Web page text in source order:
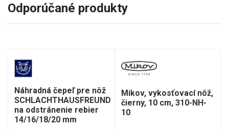
Odporúčané produkty
Náhradná čepeľ pre nôž
SCHLACHTHAUSFREUND
na odstránenie rebier
14/16/18/20 mm
Mikov, vykosťovací nôž,
čierny, 10 cm, 310-NH-
10